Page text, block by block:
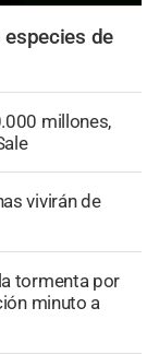
especies de
millones,
vivirán de
tormenta por
minuto a